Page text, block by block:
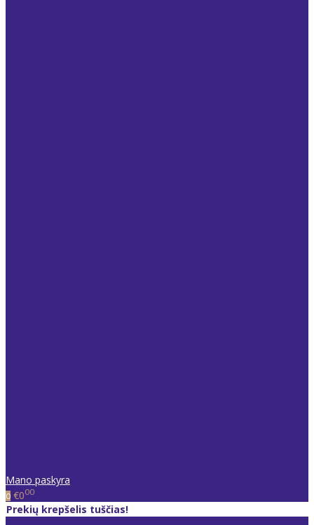
Mano paskyra
0 €000
Prekių krepšelis tuščias!